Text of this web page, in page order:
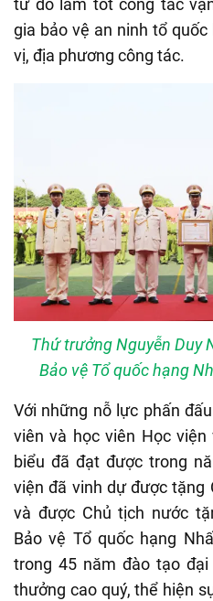
từ đó làm tốt công tác
gia bảo vệ an ninh tổ
vị, địa phương công tác.
Thứ trưởng Nguyễn Duy
Bảo vệ Tổ quốc hạng
Với những nỗ lực phấn
viên và học viên Học
biểu đã đạt được trong
viện đã vinh dự được tặng
và được Chủ tịch nước
Bảo vệ Tổ quốc hạng
trong 45 năm đào tạo
thưởng cao quý, thể hiện